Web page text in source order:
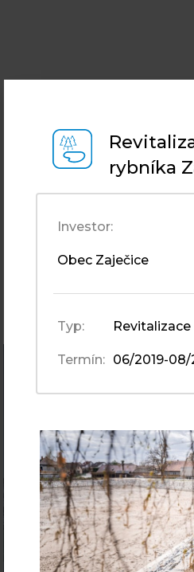
OBLAST 1
Oblast 1
rybníka
Investor:
Obec Zaječice
Typ:
Termín: 06/2019-